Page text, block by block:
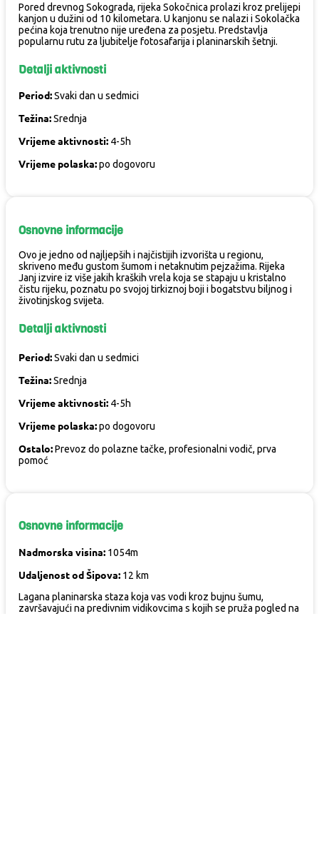
Pored drevnog Sokograda, rijeka Sokočnica prolazi kroz prelijepi
kanjon u dužini od 10 kilometara. U kanjonu se nalazi i Sokolačka
pećina koja trenutno nije uređena za posjetu. Predstavlja
popularnu rutu za ljubitelje fotosafarija i planinarskih šetnji.
Detalji aktivnosti
Period:Svaki dan u sedmici
Težina:Srednja
Vrijeme aktivnosti: 4-5h
Vrijeme polaska:po dogovoru
Osnovne informacije
Ovo je jedno od najljepših i najčistijih izvorišta u regionu,
skriveno među gustom šumom i netaknutim pejzažima. Rijeka
Janj izvire iz više jakih kraških vrela koja se stapaju u kristalno
čistu rijeku, poznatu po svojoj tirkiznoj boji i bogatstvu biljnog i
životinjskog svijeta.
Detalji aktivnosti
Period:Svaki dan u sedmici
Težina:Srednja
Vrijeme aktivnosti: 4-5h
Vrijeme polaska:po dogovoru
Ostalo:Prevoz do polazne tačke, profesionalni vodič, prva
pomoć
Osnovne informacije
Nadmorska visina: 1054m
Udaljenost od Šipova: 12 km
Lagana planinarska staza koja vas vodi kroz bujnu šumu,
završavajući na predivnim vidikovcima s kojih se pruža pogled na